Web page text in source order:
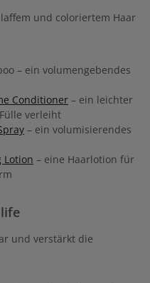
und coloriertem Haar
– ein volumengebendes
Conditioner – ein leichter
verleiht
– ein volumisierendes
Lotion – eine Haarlotion für
und verstärkt die